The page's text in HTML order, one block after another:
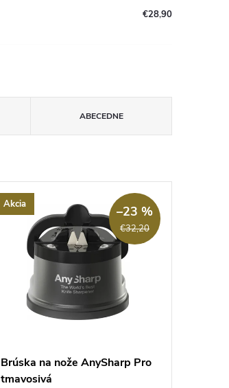
€28,90
ABECEDNE
Akcia
€32,20
–23 %
Brúska na nože AnySharp Pro
tmavosivá